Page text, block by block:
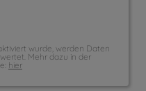
wurde, werden Daten
Mehr dazu in der
hier